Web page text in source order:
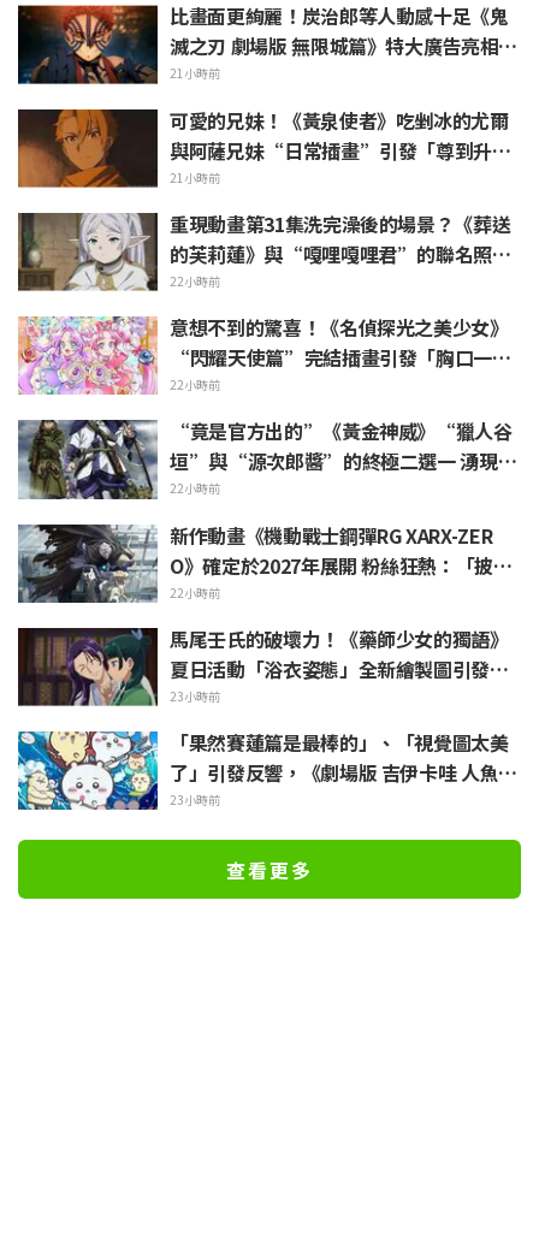
比畫面更絢麗！炭治郎等人動感十足《鬼
滅之刃 劇場版 無限城篇》特大廣告亮相池
袋引發熱烈反響
21小時前
可愛的兄妹！《黃泉使者》吃剉冰的尤爾
與阿薩兄妹“日常插畫”引發「尊到升
天」「根本是情侶吧」等熱烈聲浪
21小時前
重現動畫第31集洗完澡後的場景？《葬送
的芙莉蓮》與“嘎哩嘎哩君”的聯名照片
被熱議「好像把浴巾捲在頭髮上一樣」
22小時前
意想不到的驚喜！《名偵探光之美少女》
“閃耀天使篇”完結插畫引發「胸口一
緊」「感受到了製作組的愛」等熱烈反響
22小時前
“竟是官方出的”《黃金神威》“獵人谷
垣”與“源次郎醬”的終極二選一 湧現
「兩個都喜歡」的熱烈聲浪
22小時前
新作動畫《機動戰士鋼彈RG XARX-ZER
O》確定於2027年展開 粉絲狂熱：「披風
加上像野獸般的手臂！！」「主角機相當
帥氣」
22小時前
馬尾壬氏的破壞力！《藥師少女的獨語》
夏日活動「浴衣姿態」全新繪製圖引發
「心臟真的受不了一誰來救救我」、「應
該要刻成壁畫保存下來」
23小時前
「果然賽蓮篇是最棒的」、「視覺圖太美
了」引發反響，《劇場版 吉伊卡哇 人魚島
的秘密》於今日7月24日上映
23小時前
查看更多